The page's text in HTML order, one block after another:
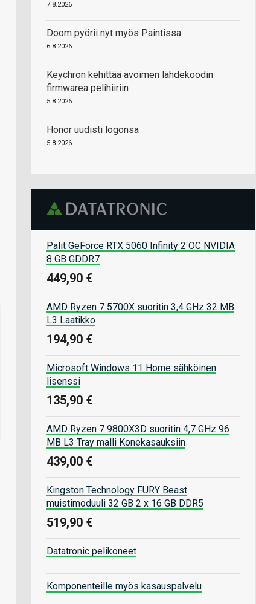
7.8.2026
Doom pyörii nyt myös Paintissa
6.8.2026
Keychron kehittää avoimen lähdekoodin
firmwarea pelihiiriin
5.8.2026
Honor uudisti logonsa
5.8.2026
Palit GeForce RTX 5060 Infinity 2 OC NVIDIA
8 GB GDDR7
449,90 €
AMD Ryzen 7 5700X suoritin 3,4 GHz 32 MB
L3 Laatikko
194,90 €
Microsoft Windows 11 Home sähköinen
lisenssi
135,90 €
AMD Ryzen 7 9800X3D suoritin 4,7 GHz 96
MB L3 Tray malli Konekasauksiin
439,00 €
Kingston Technology FURY Beast
muistimoduuli 32 GB 2 x 16 GB DDR5
519,90 €
Datatronic pelikoneet
Komponenteille myös kasauspalvelu